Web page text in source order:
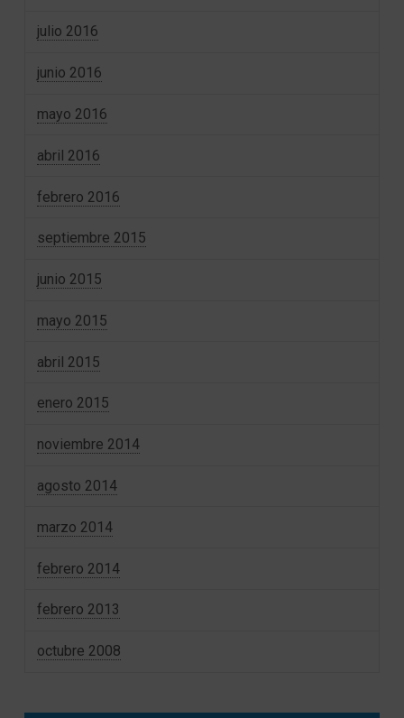
julio 2016
junio 2016
mayo 2016
abril 2016
febrero 2016
septiembre 2015
junio 2015
mayo 2015
abril 2015
enero 2015
noviembre 2014
agosto 2014
marzo 2014
febrero 2014
febrero 2013
octubre 2008